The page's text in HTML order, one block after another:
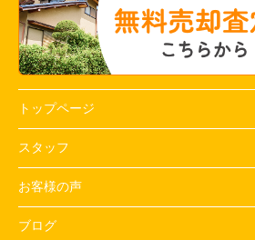
トップページ
スタッフ
お客様の声
ブログ